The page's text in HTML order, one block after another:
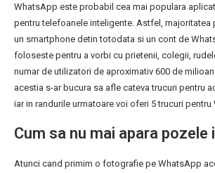
WhatsApp este probabil cea mai populara
pentru telefoanele inteligente. Astfel, majoritatea
un smartphone detin totodata si un cont de
foloseste pentru a vorbi cu prietenii, colegii,
numar de utilizatori de aproximativ 600 de
acestia s-ar bucura sa afle cateva trucuri pentru
iar in randurile urmatoare voi oferi 5 trucuri pentru
Cum sa nu mai apara pozele
Atunci cand primim o fotografie pe WhatsApp